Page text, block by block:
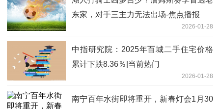
东家，对手三主力无法出场-焦点播报
2026-01-28
中指研究院：2025年百城二手住宅价格
累计下跌8.36％|当前热门
2026-01-28
南宁百年水街即将重开，新春灯会1月30